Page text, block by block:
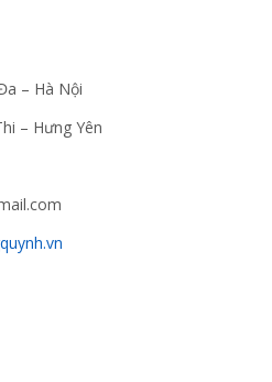
– Hà Nội
– Hưng Yên